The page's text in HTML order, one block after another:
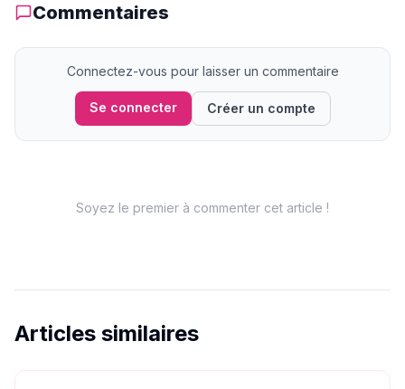
Commentaires
Connectez-vous pour laisser un commentaire
Se connecter Créer un compte
Soyez le premier à commenter cet article !
Articles similaires